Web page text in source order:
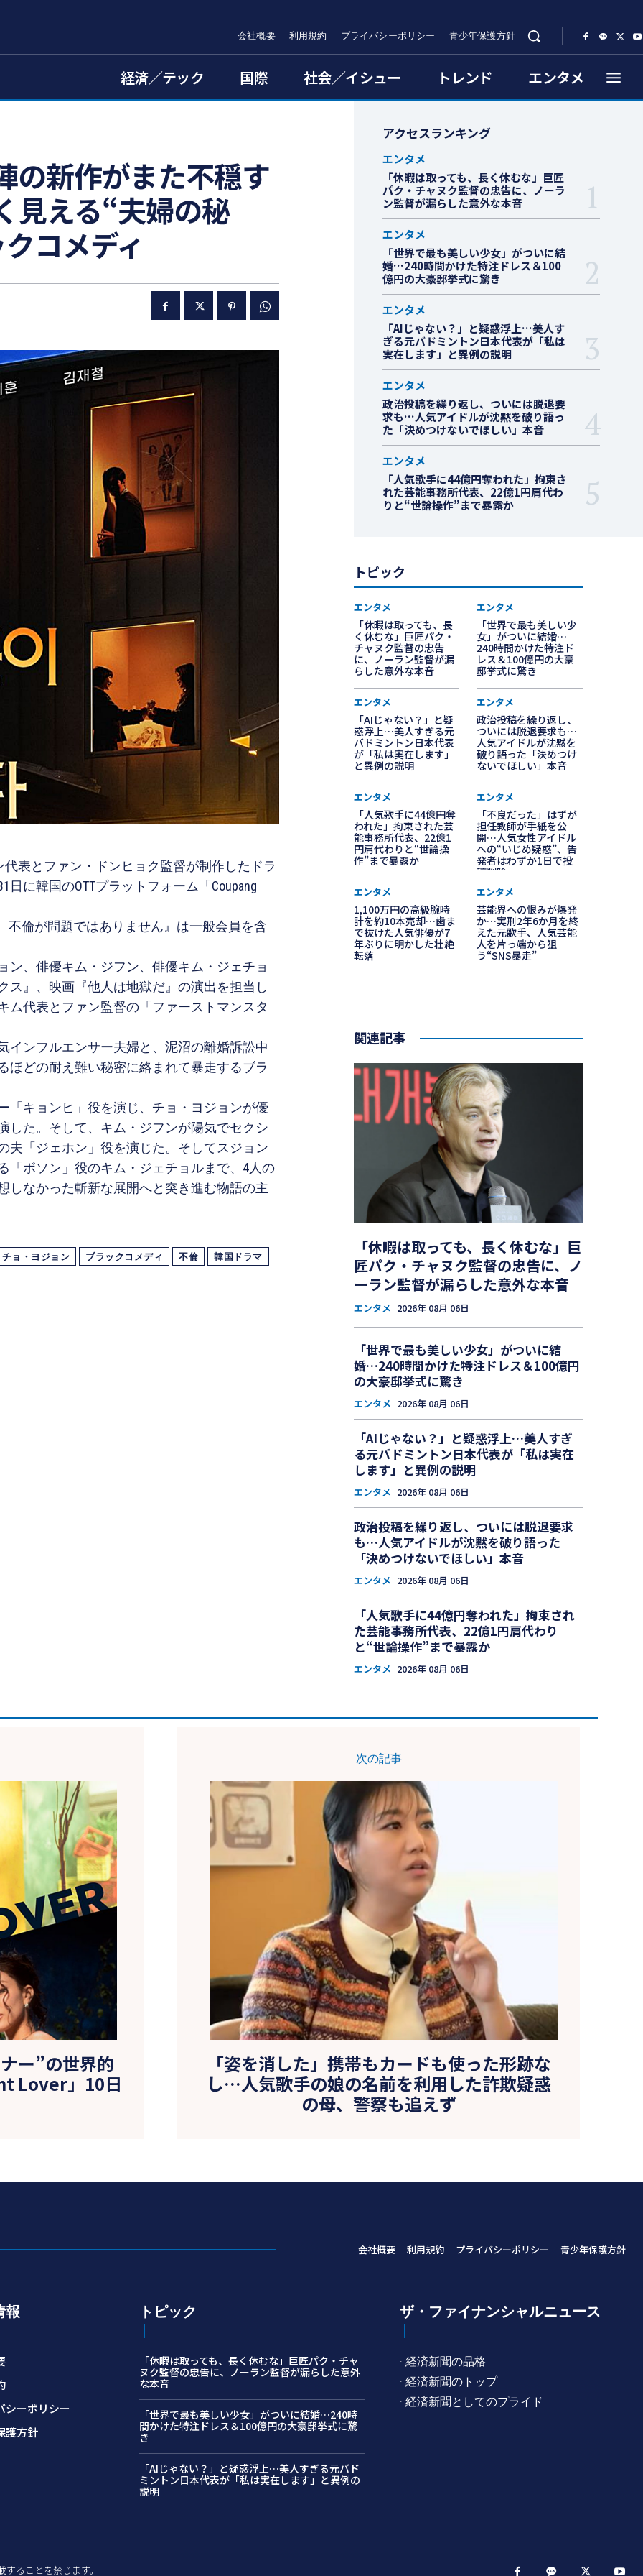
会社概要 利用規約 プライバシーポリシー 青少年保護方針
経済／テック 国際 社会／イシュー トレンド エンタメ
の新作がまた不穏す
える“夫婦の秘
コメディ
表とファン・ドンヒョク監督が制作したドラ
に韓国のOTTプラットフォーム「Coupang
不倫が問題ではありません』は一般会員を含
、俳優キム・ジフン、俳優キム・ジェチョ
ス』、映画『他人は地獄だ』の演出を担当し
ム代表とファン監督の「ファーストマンスタ
インフルエンサー夫婦と、泥沼の離婚訴訟中
ほどの耐え難い秘密に絡まれて暴走するブラ
「キョンヒ」役を演じ、チョ・ヨジョンが優
した。そして、キム・ジフンが陽気でセクシ
夫「ジェホン」役を演じた。そしてスジョン
「ボソン」役のキム・ジェチョルまで、4人の
しなかった斬新な展開へと突き進む物語の主
チョ・ヨジョン ブラックコメディ 不倫 韓国ドラマ
アクセスランキング
エンタメ
「休暇は取っても、長く休むな」巨匠
パク・チャヌク監督の忠告に、ノーラ
ン監督が漏らした意外な本音
エンタメ
「世界で最も美しい少女」がついに結
婚…240時間かけた特注ドレス＆100
億円の大豪邸挙式に驚き
エンタメ
「AIじゃない？」と疑惑浮上…美人す
ぎる元バドミントン日本代表が「私は
実在します」と異例の説明
エンタメ
政治投稿を繰り返し、ついには脱退要
求も…人気アイドルが沈黙を破り語っ
た「決めつけないでほしい」本音
エンタメ
「人気歌手に44億円奪われた」拘束さ
れた芸能事務所代表、22億1円肩代わ
りと“世論操作”まで暴露か
トピック
エンタメ
「休暇は取っても、長
く休むな」巨匠パク・
チャヌク監督の忠告
に、ノーラン監督が漏
らした意外な本音
エンタメ
「世界で最も美しい少
女」がついに結婚…
240時間かけた特注ド
レス＆100億円の大豪
邸挙式に驚き
エンタメ
「AIじゃない？」と疑
惑浮上…美人すぎる元
バドミントン日本代表
が「私は実在します」
と異例の説明
エンタメ
政治投稿を繰り返し、
ついには脱退要求も…
人気アイドルが沈黙を
破り語った「決めつけ
ないでほしい」本音
エンタメ
「人気歌手に44億円奪
われた」拘束された芸
能事務所代表、22億1
円肩代わりと“世論操
作”まで暴露か
エンタメ
「不良だった」はずが
担任教師が手紙を公
開…人気女性アイドル
への“いじめ疑惑”、告
発者はわずか1日で投
稿削除
エンタメ
1,100万円の高級腕時
計を約10本売却…歯ま
で抜けた人気俳優が7
年ぶりに明かした壮絶
転落
エンタメ
芸能界への恨みが爆発
か…実刑2年6か月を終
えた元歌手、人気芸能
人を片っ端から狙
う“SNS暴走”
関連記事
「休暇は取っても、長く休むな」巨
匠パク・チャヌク監督の忠告に、ノ
ーラン監督が漏らした意外な本音
エンタメ 2026年 08月 06日
「世界で最も美しい少女」がついに結
婚…240時間かけた特注ドレス＆100億円
の大豪邸挙式に驚き
エンタメ 2026年 08月 06日
「AIじゃない？」と疑惑浮上…美人すぎ
る元バドミントン日本代表が「私は実在
します」と異例の説明
エンタメ 2026年 08月 06日
政治投稿を繰り返し、ついには脱退要求
も…人気アイドルが沈黙を破り語った
「決めつけないでほしい」本音
エンタメ 2026年 08月 06日
「人気歌手に44億円奪われた」拘束され
た芸能事務所代表、22億1円肩代わり
と“世論操作”まで暴露か
エンタメ 2026年 08月 06日
ー”の世界的
Lover」10日
次の記事
「姿を消した」携帯もカードも使った形跡な
し…人気歌手の娘の名前を利用した詐欺疑惑
の母、警察も追えず
会社概要 利用規約 プライバシーポリシー 青少年保護方針
報
シーポリシー
護方針
トピック
「休暇は取っても、長く休むな」巨匠パク・チャ
ヌク監督の忠告に、ノーラン監督が漏らした意外
な本音
「世界で最も美しい少女」がついに結婚…240時
間かけた特注ドレス＆100億円の大豪邸挙式に驚
き
「AIじゃない？」と疑惑浮上…美人すぎる元バド
ミントン日本代表が「私は実在します」と異例の
説明
ザ・ファイナンシャルニュース
· 経済新聞の品格
· 経済新聞のトップ
· 経済新聞としてのプライド
ることを禁じます。